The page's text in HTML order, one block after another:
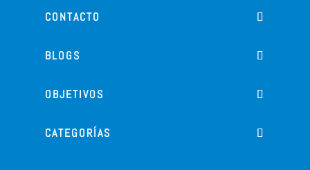
CONTACTO
BLOGS
OBJETIVOS
CATEGORÍAS